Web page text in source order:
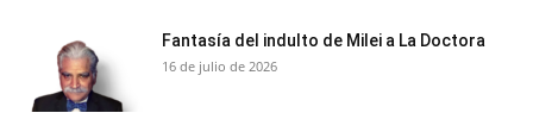
Fantasía del indulto de Milei a La Doctora
16 de julio de 2026